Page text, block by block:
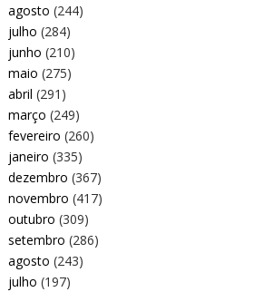
agosto (244)
julho (284)
junho (210)
maio (275)
abril (291)
março (249)
fevereiro (260)
janeiro (335)
dezembro (367)
novembro (417)
outubro (309)
setembro (286)
agosto (243)
julho (197)